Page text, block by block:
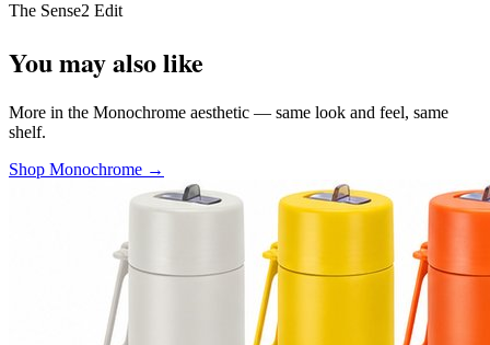
The Sense2 Edit
You may also like
More in the Monochrome aesthetic — same look and feel, same
shelf.
Shop Monochrome →